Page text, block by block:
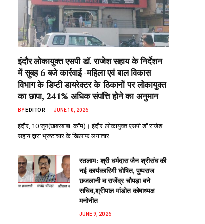
इंदौर लोकायुक्त एसपी डॉ. राजेश सहाय के निर्देशन
में सुबह 6 बजे कार्रवाई -महिला एवं बाल विकास
विभाग के डिप्टी डायरेक्टर के ठिकानों पर लोकायुक्त
का छापा, 241% अधिक संपत्ति होने का अनुमान
BY EDITOR JUNE 10, 2026
इंदौर, 10 जून(खबरबाबा. कॉम)। इंदौर लोकायुक्त एसपी डॉ राजेश
सहाय द्वारा भ्रष्टाचार के खिलाफ लगातार…
रतलाम: श्री धर्मदास जैन श्रीसंघ की
नई कार्यकारिणी घोषित, पुष्पराज
छजलानी व राजेंद्र चौपड़ा बने
सचिव,श्रीपाल मांडोत कोषाध्यक्ष
मनोनीत
JUNE 9, 2026